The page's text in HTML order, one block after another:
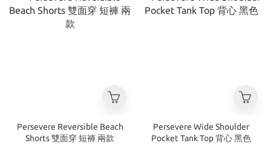
Persevere Reversible Beach
Shorts 雙面穿 短褲 兩款
Persevere Wide Shoulder
Pocket Tank Top 背心 黑色